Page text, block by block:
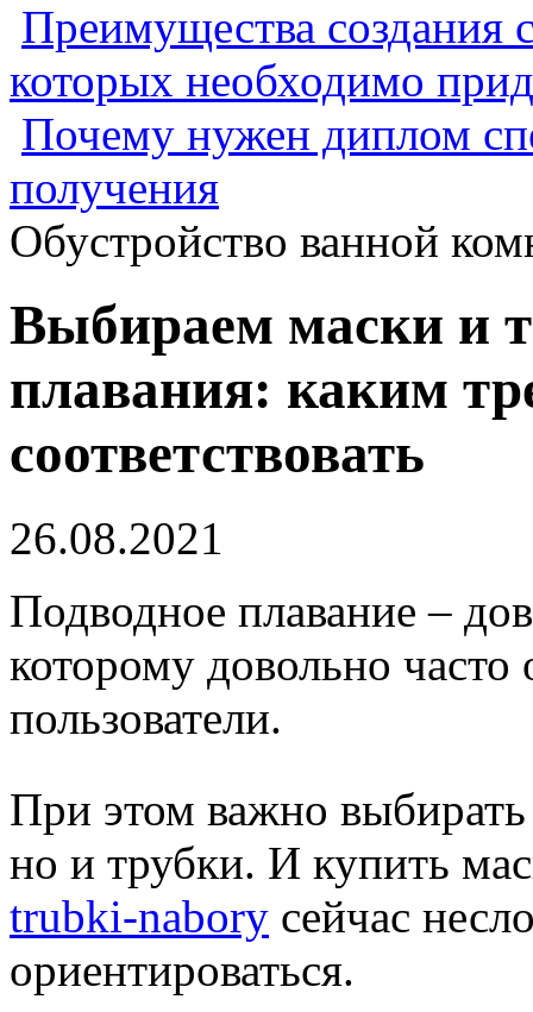
Преимущества создания
которых необходимо
Почему нужен диплом
получения
Обустройство ванной
Выбираем маски и
плавания: каким
соответствовать
26.08.2021
Подводное плавание –
которому довольно
пользователи.
При этом важно выбирать
но и трубки. И купить
trubki-nabory сейчас
ориентироваться.